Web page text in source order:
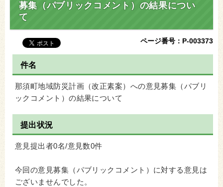
募集（パブリックコメント）の結果につい
て
ページ番号：P-003373
件名
那須町地域防災計画（改正素案）への意見募集（パブリ
ックコメント）の結果について
提出状況
意見提出者0名/意見数0件
今回の意見募集（パブリックコメント）に対する意見は
ございませんでした。